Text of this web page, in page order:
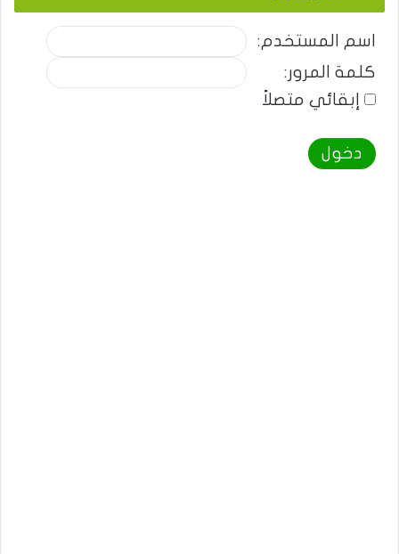
اسم المستخدم:
كلمة المرور:
إبقائي متصلاً
دخول